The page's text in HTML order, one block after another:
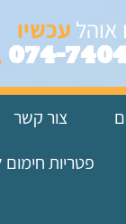
אוהל עכשיו
074-
צור קשר
פטריות